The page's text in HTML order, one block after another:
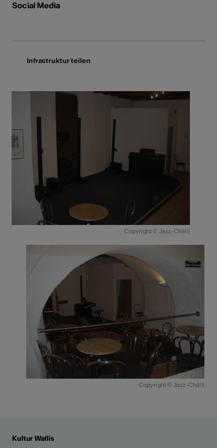
Social Media
Infrastruktur teilen
Copyright © Jazz-Chälli
Copyright © Jazz-Chälli
Kultur Wallis